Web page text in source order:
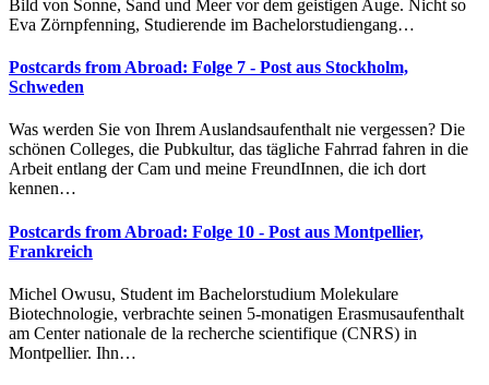
Bild von Sonne, Sand und Meer vor dem geistigen Auge. Nicht so
Eva Zörnpfenning, Studierende im Bachelorstudiengang…
Postcards from Abroad: Folge 7 - Post aus Stockholm,
Schweden
Was werden Sie von Ihrem Auslandsaufenthalt nie vergessen? Die
schönen Colleges, die Pubkultur, das tägliche Fahrrad fahren in die
Arbeit entlang der Cam und meine FreundInnen, die ich dort
kennen…
Postcards from Abroad: Folge 10 - Post aus Montpellier,
Frankreich
Michel Owusu, Student im Bachelorstudium Molekulare
Biotechnologie, verbrachte seinen 5-monatigen Erasmusaufenthalt
am Center nationale de la recherche scientifique (CNRS) in
Montpellier. Ihn…